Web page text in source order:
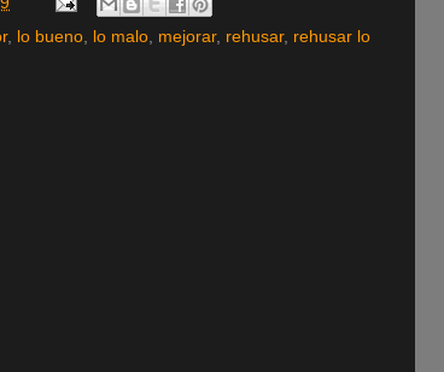
, lo bueno, lo malo, mejorar, rehusar, rehusar lo